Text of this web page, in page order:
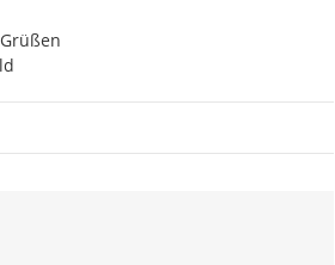
Äußerung